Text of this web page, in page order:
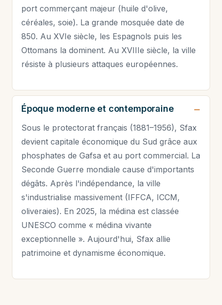
port commerçant majeur (huile d'olive,
céréales, soie). La grande mosquée date de
850. Au XVIe siècle, les Espagnols puis les
Ottomans la dominent. Au XVIIIe siècle, la ville
résiste à plusieurs attaques européennes.
Époque moderne et contemporaine
Sous le protectorat français (1881–1956), Sfax
devient capitale économique du Sud grâce aux
phosphates de Gafsa et au port commercial. La
Seconde Guerre mondiale cause d'importants
dégâts. Après l'indépendance, la ville
s'industrialise massivement (IFFCA, ICCM,
oliveraies). En 2025, la médina est classée
UNESCO comme « médina vivante
exceptionnelle ». Aujourd'hui, Sfax allie
patrimoine et dynamisme économique.